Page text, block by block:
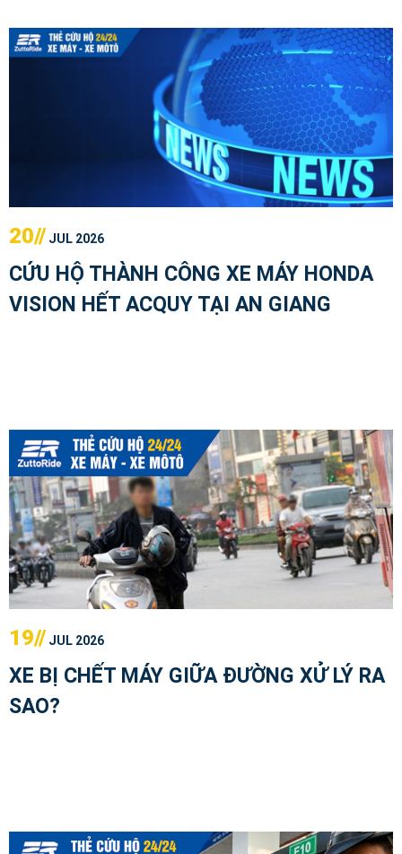
20// JUL 2026
CỨU HỘ THÀNH CÔNG XE MÁY HONDA
VISION HẾT ACQUY TẠI AN GIANG
19// JUL 2026
XE BỊ CHẾT MÁY GIỮA ĐƯỜNG XỬ LÝ RA
SAO?